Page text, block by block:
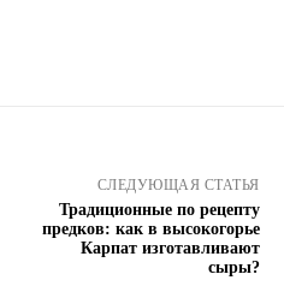
СЛЕДУЮЩАЯ СТАТЬЯ
Традиционные по рецепту
предков: как в высокогорье
Карпат изготавливают
сыры?